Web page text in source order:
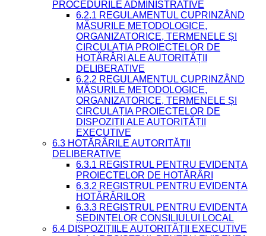
PROCEDURILE ADMINISTRATIVE
6.2.1 REGULAMENTUL CUPRINZÂND
MĂSURILE METODOLOGICE,
ORGANIZATORICE, TERMENELE ȘI
CIRCULAȚIA PROIECTELOR DE
HOTĂRÂRI ALE AUTORITĂȚII
DELIBERATIVE
6.2.2 REGULAMENTUL CUPRINZÂND
MĂSURILE METODOLOGICE,
ORGANIZATORICE, TERMENELE ȘI
CIRCULAȚIA PROIECTELOR DE
DISPOZIȚII ALE AUTORITĂȚII
EXECUTIVE
6.3 HOTĂRÂRILE AUTORITĂȚII
DELIBERATIVE
6.3.1 REGISTRUL PENTRU EVIDENȚA
PROIECTELOR DE HOTĂRÂRI
6.3.2 REGISTRUL PENTRU EVIDENȚA
HOTĂRÂRILOR
6.3.3 REGISTRUL PENTRU EVIDENȚA
ȘEDINȚELOR CONSILIULUI LOCAL
6.4 DISPOZIȚIILE AUTORITĂȚII EXECUTIVE